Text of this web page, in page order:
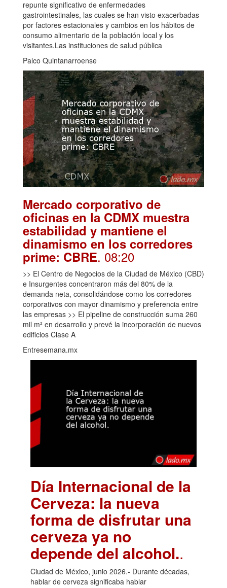
repunte significativo de enfermedades
gastrointestinales, las cuales se han visto exacerbadas
por factores estacionales y cambios en los hábitos de
consumo alimentario de la población local y los
visitantes.Las instituciones de salud pública
Palco Quintanarroense
Mercado corporativo de
oficinas en la CDMX muestra
estabilidad y mantiene el
dinamismo en los corredores
prime: CBRE. 08:20
>> El Centro de Negocios de la Ciudad de México (CBD)
e Insurgentes concentraron más del 80% de la
demanda neta, consolidándose como los corredores
corporativos con mayor dinamismo y preferencia entre
las empresas >> El pipeline de construcción suma 260
mil m² en desarrollo y prevé la incorporación de nuevos
edificios Clase A
Entresemana.mx
Día Internacional de la
Cerveza: la nueva
forma de disfrutar una
cerveza ya no
depende del alcohol..
Ciudad de México, junio 2026.- Durante décadas,
hablar de cerveza significaba hablar